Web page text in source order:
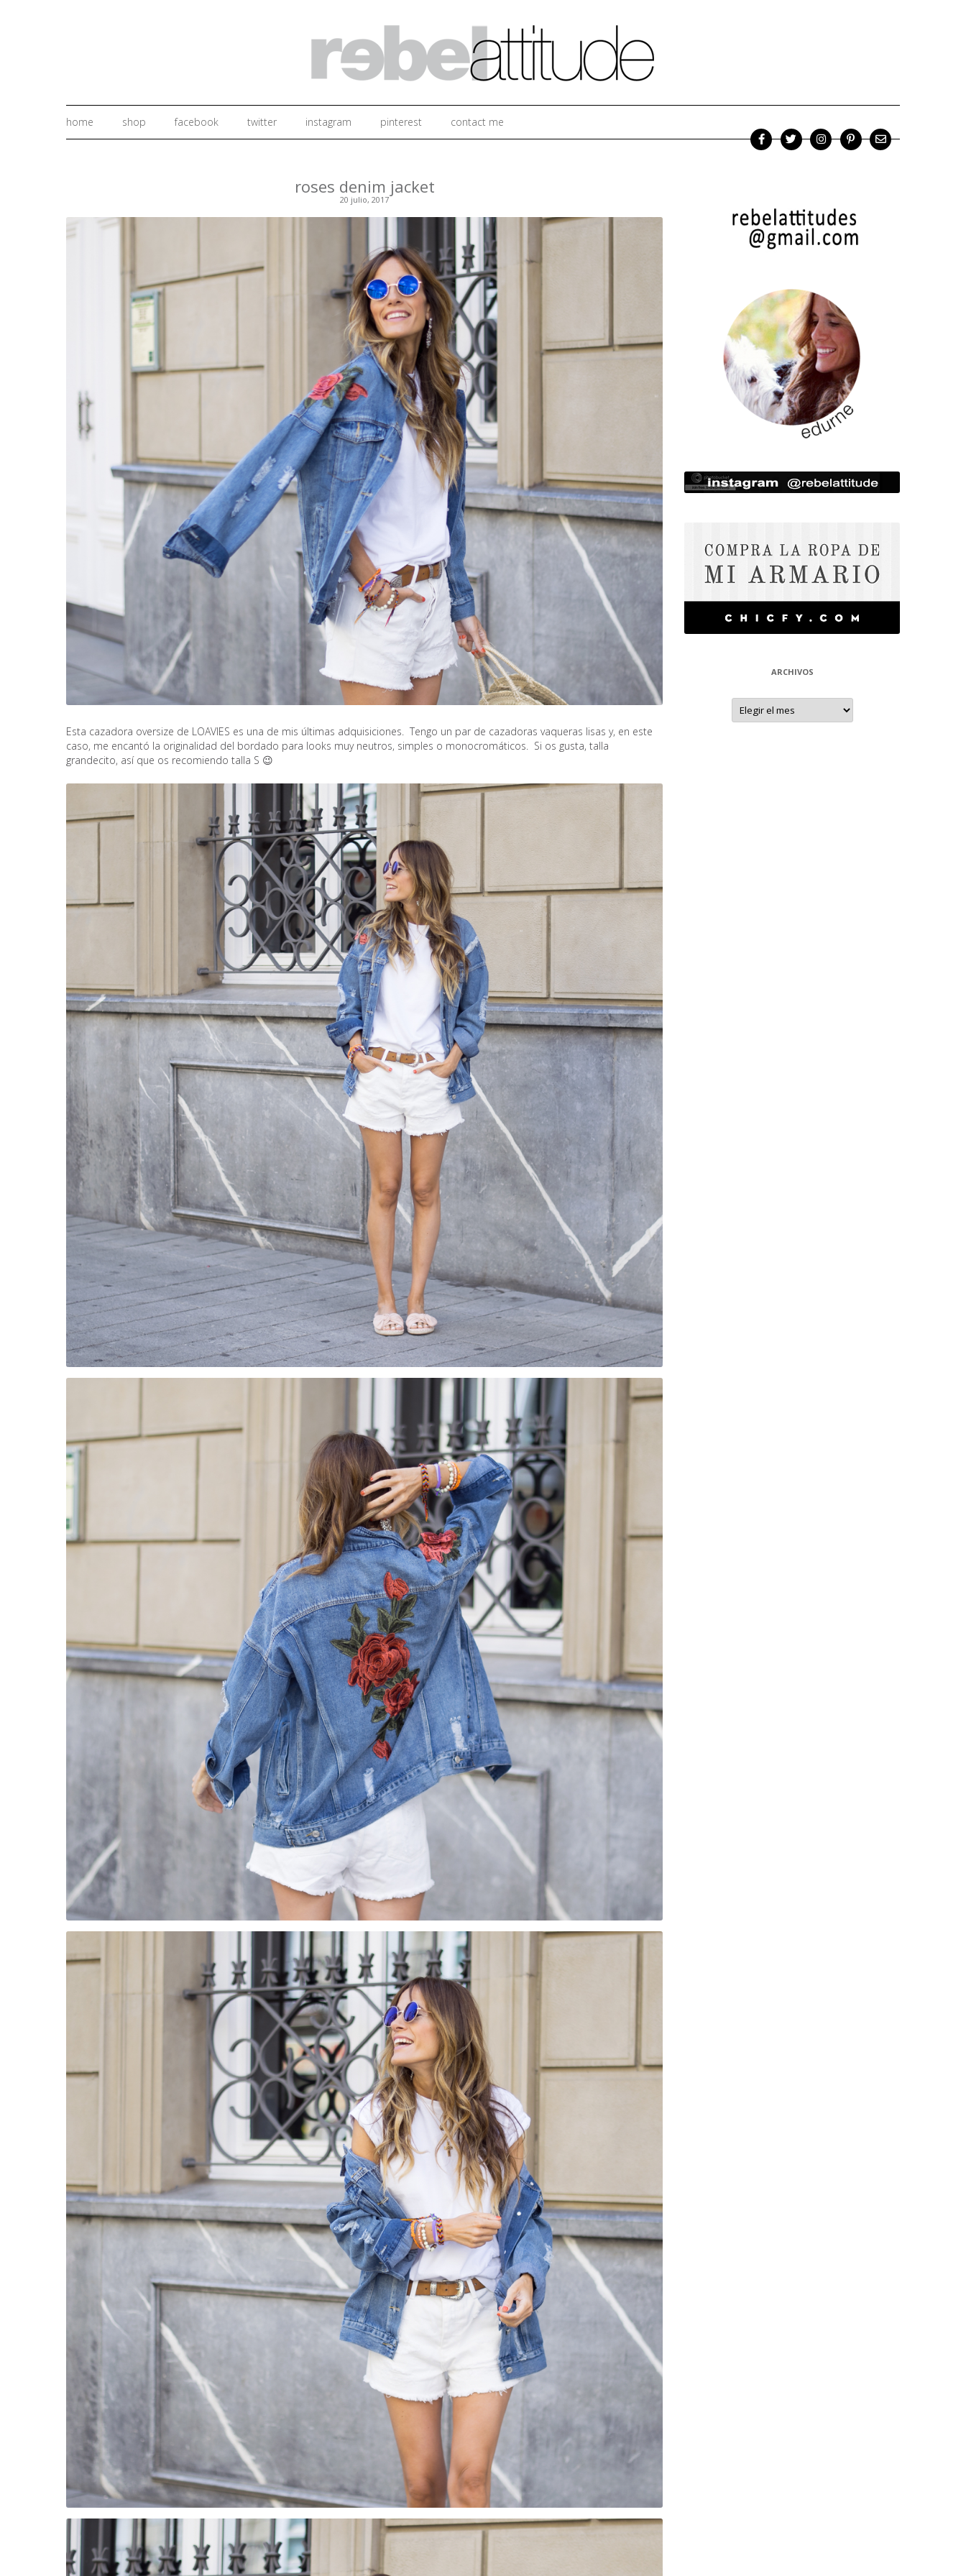
Ir al contenido
home
shop facebook twitter instagram pinterest contact me
roses denim jacket
20 julio, 2017
Esta cazadora oversize de LOAVIES es una de mis últimas adquisiciones. Tengo un par de cazadoras vaqueras lisas y, en este
caso, me encantó la originalidad del bordado para looks muy neutros, simples o monocromáticos. Si os gusta, talla
grandecito, así que os recomiendo talla S 😉
ARCHIVOS
Archivos